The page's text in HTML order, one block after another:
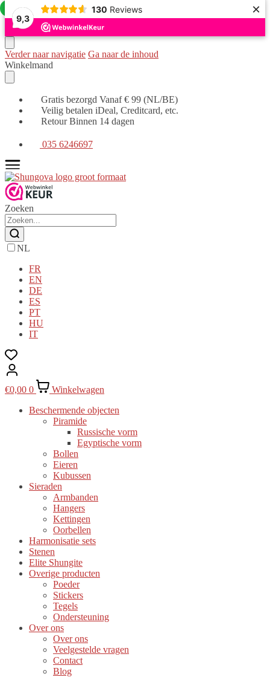
9,3
130 Reviews ×
Verder naar navigatie Ga naar de inhoud
Winkelmand
Gratis bezorgd Vanaf € 99 (NL/BE)
Veilig betalen iDeal, Creditcard, etc.
Retour Binnen 14 dagen
035 6246697
Zoeken
NL
FR
EN
DE
ES
PT
HU
IT
€0,00 0
Winkelwagen
Beschermende objecten
Piramide
Russische vorm
Egyptische vorm
Bollen
Eieren
Kubussen
Sieraden
Armbanden
Hangers
Kettingen
Oorbellen
Harmonisatie sets
Stenen
Elite Shungite
Overige producten
Poeder
Stickers
Tegels
Ondersteuning
Over ons
Over ons
Veelgestelde vragen
Contact
Blog
Aanbieding!